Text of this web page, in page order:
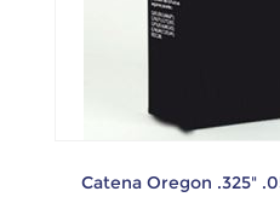
Catena Oregon .325"